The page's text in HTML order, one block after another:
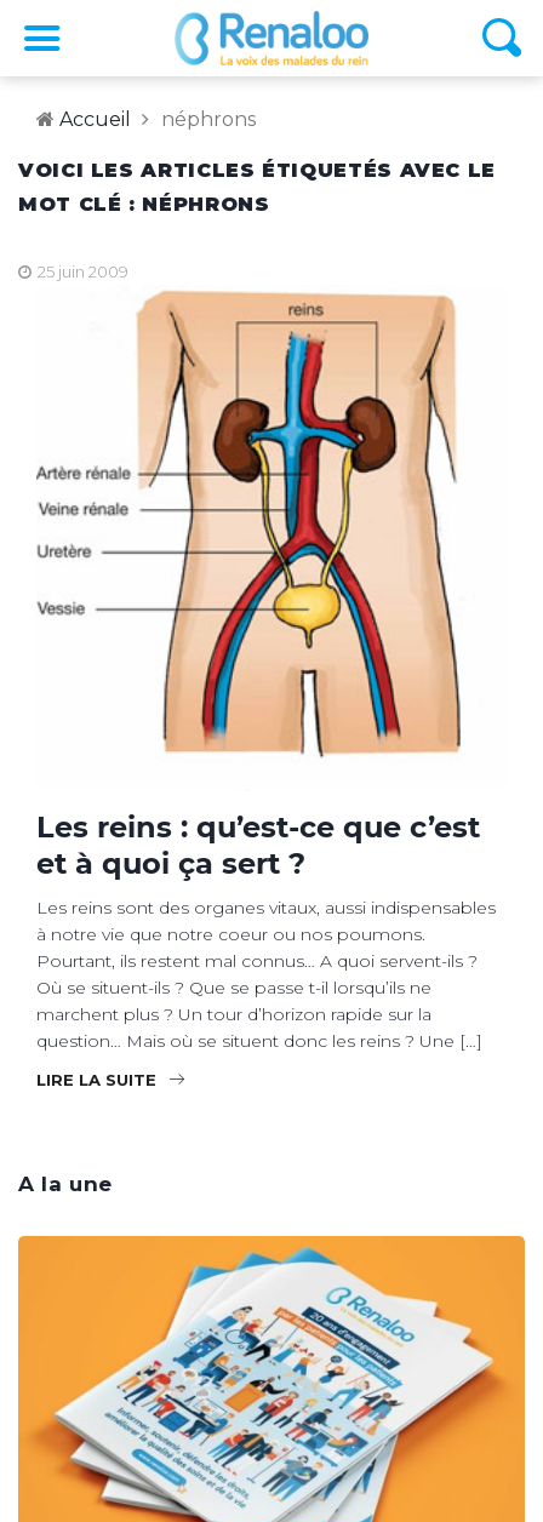
Accueil néphrons
VOICI LES ARTICLES ÉTIQUETÉS AVEC LE
MOT CLÉ : NÉPHRONS
25 juin 2009
Les reins : qu’est-ce que c’est
et à quoi ça sert ?
Les reins sont des organes vitaux, aussi indispensables
à notre vie que notre coeur ou nos poumons.
Pourtant, ils restent mal connus… A quoi servent-ils ?
Où se situent-ils ? Que se passe t-il lorsqu’ils ne
marchent plus ? Un tour d’horizon rapide sur la
question… Mais où se situent donc les reins ? Une […]
LIRE LA SUITE
A la une